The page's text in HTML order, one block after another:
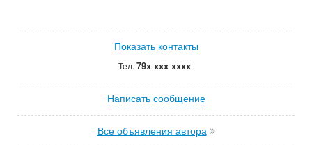
Показать контакты
Тел. 79x xxx xxxx
Написать сообщение
Все объявления автора